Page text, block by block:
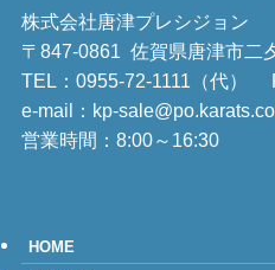
株式会社唐津プレシジョン
〒847-0861 佐賀県唐津市二
TEL： 0955-72-1111（代）
e-mail：kp-
営業時間：8:00～16:30
HOME